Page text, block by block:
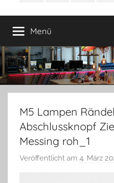
Hamburg
Menü
M5 Lampen
Abschlussknopf
Messing roh_1
Veröffentlicht am 4. März